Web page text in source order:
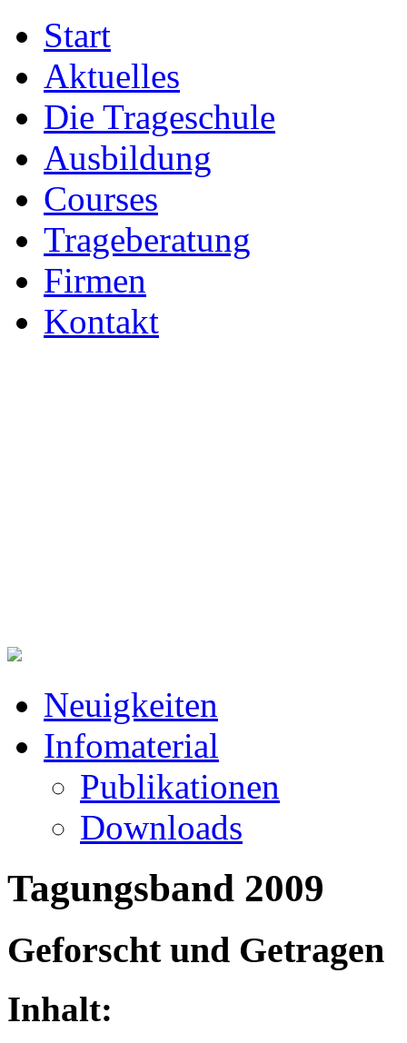
Start
Aktuelles
Die Trageschule
Ausbildung
Courses
Trageberatung
Firmen
Kontakt
Neuigkeiten
Infomaterial
Publikationen
Downloads
Tagungsband 2009
Geforscht und Getragen
Inhalt: